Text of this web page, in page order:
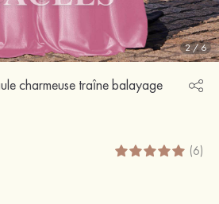
2/6
charmeuse traîne balayage
(6)